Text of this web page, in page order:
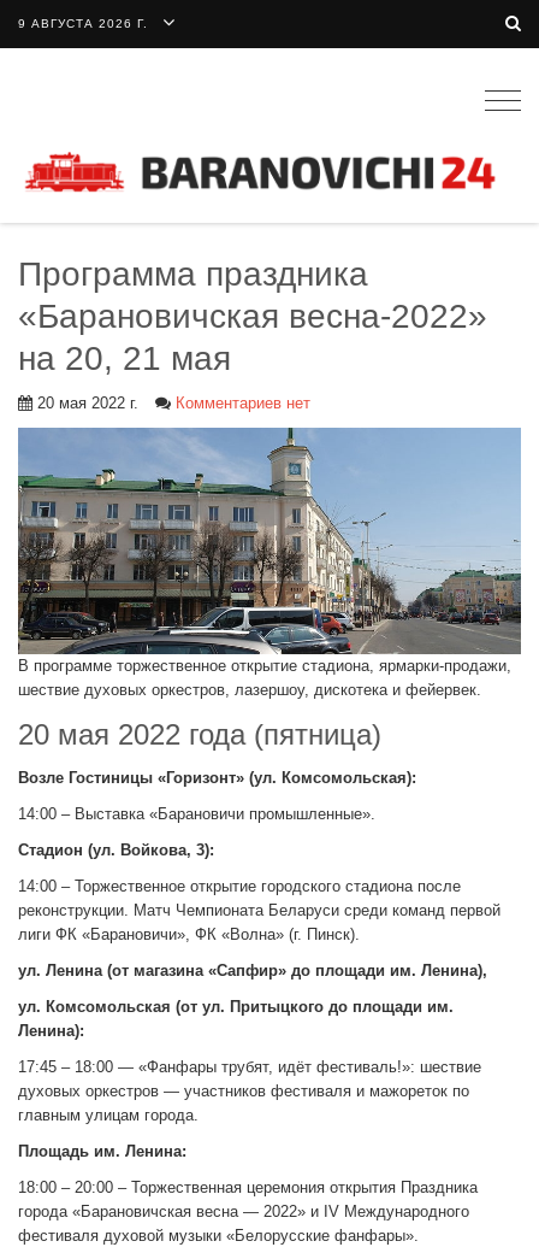
9 АВГУСТА 2026 Г.
Программа праздника
«Барановичская весна-2022»
на 20, 21 мая
20 мая 2022 г. Комментариев нет
В программе торжественное открытие стадиона, ярмарки-продажи,
шествие духовых оркестров, лазершоу, дискотека и фейервек.
20 мая 2022 года (пятница)
Возле Гостиницы «Горизонт» (ул. Комсомольская):
14:00 – Выставка «Барановичи промышленные».
Стадион (ул. Войкова, 3):
14:00 – Торжественное открытие городского стадиона после
реконструкции. Матч Чемпионата Беларуси среди команд первой
лиги ФК «Барановичи», ФК «Волна» (г. Пинск).
ул. Ленина (от магазина «Сапфир» до площади им. Ленина),
ул. Комсомольская (от ул. Притыцкого до площади им.
Ленина):
17:45 – 18:00 — «Фанфары трубят, идёт фестиваль!»: шествие
духовых оркестров — участников фестиваля и мажореток по
главным улицам города.
Площадь им. Ленина:
18:00 – 20:00 – Торжественная церемония открытия Праздника
города «Барановичская весна — 2022» и ІV Международного
фестиваля духовой музыки «Белорусские фанфары».